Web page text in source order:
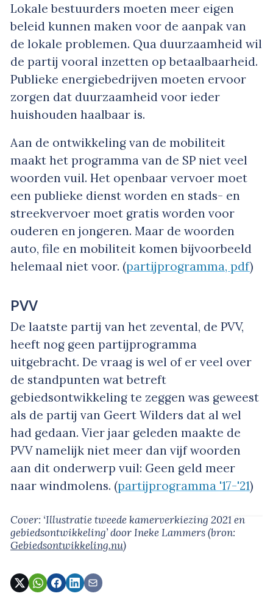
Lokale bestuurders moeten meer eigen
beleid kunnen maken voor de aanpak van
de lokale problemen. Qua duurzaamheid wil
de partij vooral inzetten op betaalbaarheid.
Publieke energiebedrijven moeten ervoor
zorgen dat duurzaamheid voor ieder
huishouden haalbaar is.
Aan de ontwikkeling van de mobiliteit
maakt het programma van de SP niet veel
woorden vuil. Het openbaar vervoer moet
een publieke dienst worden en stads- en
streekvervoer moet gratis worden voor
ouderen en jongeren. Maar de woorden
auto, file en mobiliteit komen bijvoorbeeld
helemaal niet voor. (partijprogramma, pdf)
PVV
De laatste partij van het zevental, de PVV,
heeft nog geen partijprogramma
uitgebracht. De vraag is wel of er veel over
de standpunten wat betreft
gebiedsontwikkeling te zeggen was geweest
als de partij van Geert Wilders dat al wel
had gedaan. Vier jaar geleden maakte de
PVV namelijk niet meer dan vijf woorden
aan dit onderwerp vuil: Geen geld meer
naar windmolens. (partijprogramma '17-'21)
Cover: ‘Illustratie tweede kamerverkiezing 2021 en
gebiedsontwikkeling’door Ineke Lammers(bron:
Gebiedsontwikkeling.nu)